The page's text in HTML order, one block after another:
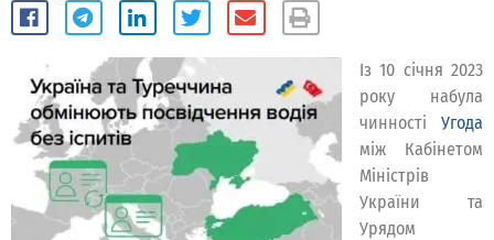
Із 10 січня 2023
року набула
чинності Угода
між Кабінетом
Міністрів
України та
Урядом